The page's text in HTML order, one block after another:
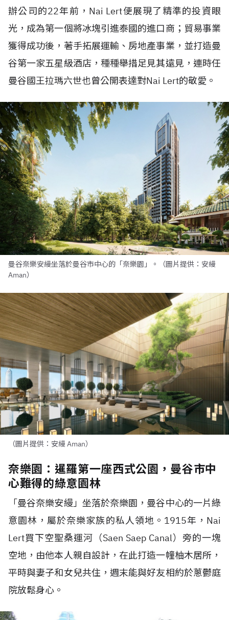
辦公司的22年前，Nai Lert便展現了精準的投資眼
光，成為第一個將冰塊引進泰國的進口商；貿易事業
獲得成功後，著手拓展運輸、房地產事業，並打造曼
谷第一家五星級酒店，種種舉措足見其遠見，連時任
曼谷國王拉瑪六世也曾公開表達對Nai Lert的敬愛。
曼谷奈樂安縵坐落於曼谷市中心的「奈樂園」。（圖片提供：安縵
Aman）
（圖片提供：安縵 Aman）
奈樂園：暹羅第一座西式公園，曼谷市中
心難得的綠意園林
「曼谷奈樂安縵」坐落於奈樂園，曼谷中心的一片綠
意園林，屬於奈樂家族的私人領地。1915年，Nai
Lert買下空聖桑運河（Saen Saep Canal）旁的一塊
空地，由他本人親自設計，在此打造一幢柚木居所，
平時與妻子和女兒共住，週末能與好友相約於蔥鬱庭
院放鬆身心。